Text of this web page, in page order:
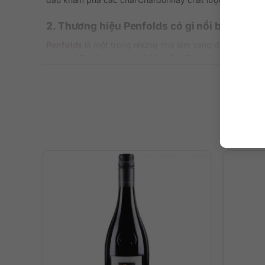
2. Thương hiệu Penfolds có gì nổi bật?
là một trong những nhà làm vang danh tiếng
tạo ra nhiều dòng vang có bản sắc riêng, từ những
Với Bin 311 Chardonnay, Penfolds tiếp tục thể hiện
cảm giác miệng giàu sức sống. Đây là một lựa chọn
khí biển trong lành, mang lại cảm giác rất sạch và hiện
Trên vòm miệng, rượu bộc lộ nhiều lớp trái cây phức
cuốn hút. Ở trung vị, cảm giác mật ong kem xuất hiện
hợp cho người tìm kiếm một chai vang trắng có độ chính
4. Penfolds Bin 311 Chardonnay kết hợp
Chai vang này kết hợp tốt với nhiều món ăn có độ béo
ngừ nướng nhẹ hoặc các món hải sản sốt bơ chanh
.